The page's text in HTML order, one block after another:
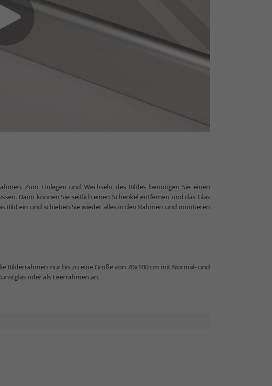
Zum Einlegen und Wechseln des Bildes benötigen Sie einen
Dann können Sie seitlich einen Schenkel entfernen und das Glas
Bild ein und schieben Sie wieder alles in den Rahmen und montieren
Bilderrahmen nur bis zu eine Größe von 70x100 cm mit Normal- und
oder als Leerrahmen an.